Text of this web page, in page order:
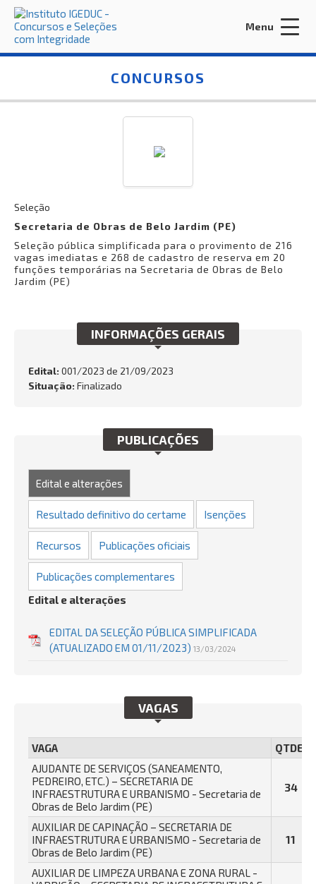
Acessar Área do Candidato:
INÍCIO
CONTRATE-NOS
Busca:
BUSCAR
Menu
CONCURSOS
Seleção
Secretaria de Obras de Belo Jardim (PE)
Seleção pública simplificada para o provimento de 216
vagas imediatas e 268 de cadastro de reserva em 20
funções temporárias na Secretaria de Obras de Belo
Jardim (PE)
INFORMAÇÕES GERAIS
Edital: 001/2023 de 21/09/2023
Situação: Finalizado
PUBLICAÇÕES
Edital e alterações
Resultado definitivo do certame Isenções
Recursos Publicações oficiais
Publicações complementares
Edital e alterações
EDITAL DA SELEÇÃO PÚBLICA SIMPLIFICADA
(ATUALIZADO EM 01/11/2023) 13/03/2024
VAGAS
VAGA
QTDE.
AJUDANTE DE SERVIÇOS (SANEAMENTO,
PEDREIRO, ETC.) – SECRETARIA DE
INFRAESTRUTURA E URBANISMO - Secretaria de
Obras de Belo Jardim (PE)
34
AUXILIAR DE CAPINAÇÃO – SECRETARIA DE
INFRAESTRUTURA E URBANISMO - Secretaria de
Obras de Belo Jardim (PE)
11
AUXILIAR DE LIMPEZA URBANA E ZONA RURAL -